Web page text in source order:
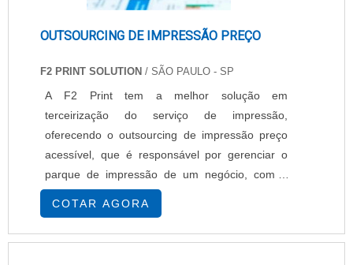
OUTSOURCING DE IMPRESSÃO PREÇO
F2 PRINT SOLUTION / SÃO PAULO - SP
A F2 Print tem a melhor solução em
terceirização do serviço de impressão,
oferecendo o outsourcing de impressão preço
acessível, que é responsável por gerenciar o
parque de impressão de um negócio, com a
finalidade principal de reduzir os custos e
proporcionar recursos eficientes, eliminando os
gastos com logística, consumíveis, estoque,
COTAR AGORA